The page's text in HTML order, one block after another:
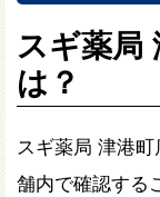
スギ薬局
は？
スギ薬局 津港
舗内で確認する